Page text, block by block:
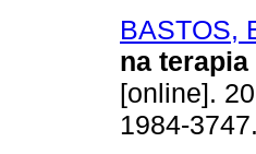
BASTOS,
na
[online].
1984-3747.